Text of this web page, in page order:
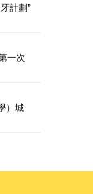
計劃”
一次
）城